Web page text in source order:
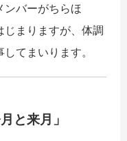
バーがちらほ
じまりますが、体調
てまいります。
と来月」